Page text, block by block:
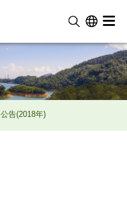
公告(2018年)